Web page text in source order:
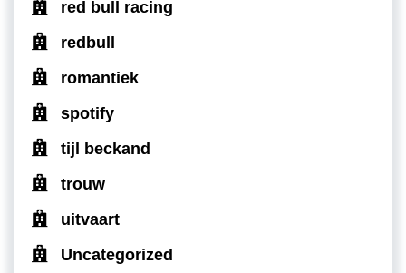
red bull racing
redbull
romantiek
spotify
tijl beckand
trouw
uitvaart
Uncategorized